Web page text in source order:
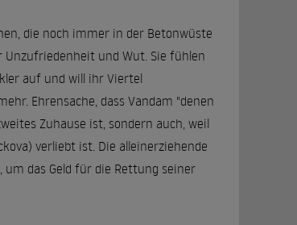
die noch immer in der Betonwüste
und Wut. Sie fühlen
auf und will ihr Viertel
Ehrensache, dass Vandam "denen
Zuhause ist, sondern auch, weil
verliebt ist. Die alleinerziehende
das Geld für die Rettung seiner